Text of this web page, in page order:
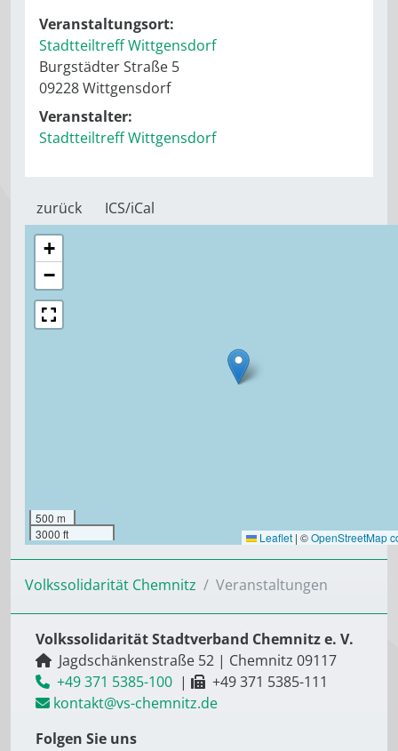
Veranstaltungsort:
Stadtteiltreff Wittgensdorf
Burgstädter Straße 5
09228 Wittgensdorf
Veranstalter:
Stadtteiltreff Wittgensdorf
zurück ICS/iCal
+
−
500 m
3000 ft
Leaflet | ©OpenStreetMap
Volkssolidarität Chemnitz Veranstaltungen
Volkssolidarität Stadtverband Chemnitz e. V.
Jagdschänkenstraße 52 | Chemnitz 09117
+49 371 5385-100 |
+49 371 5385-111
kontakt@vs-chemnitz.de
Folgen Sie uns